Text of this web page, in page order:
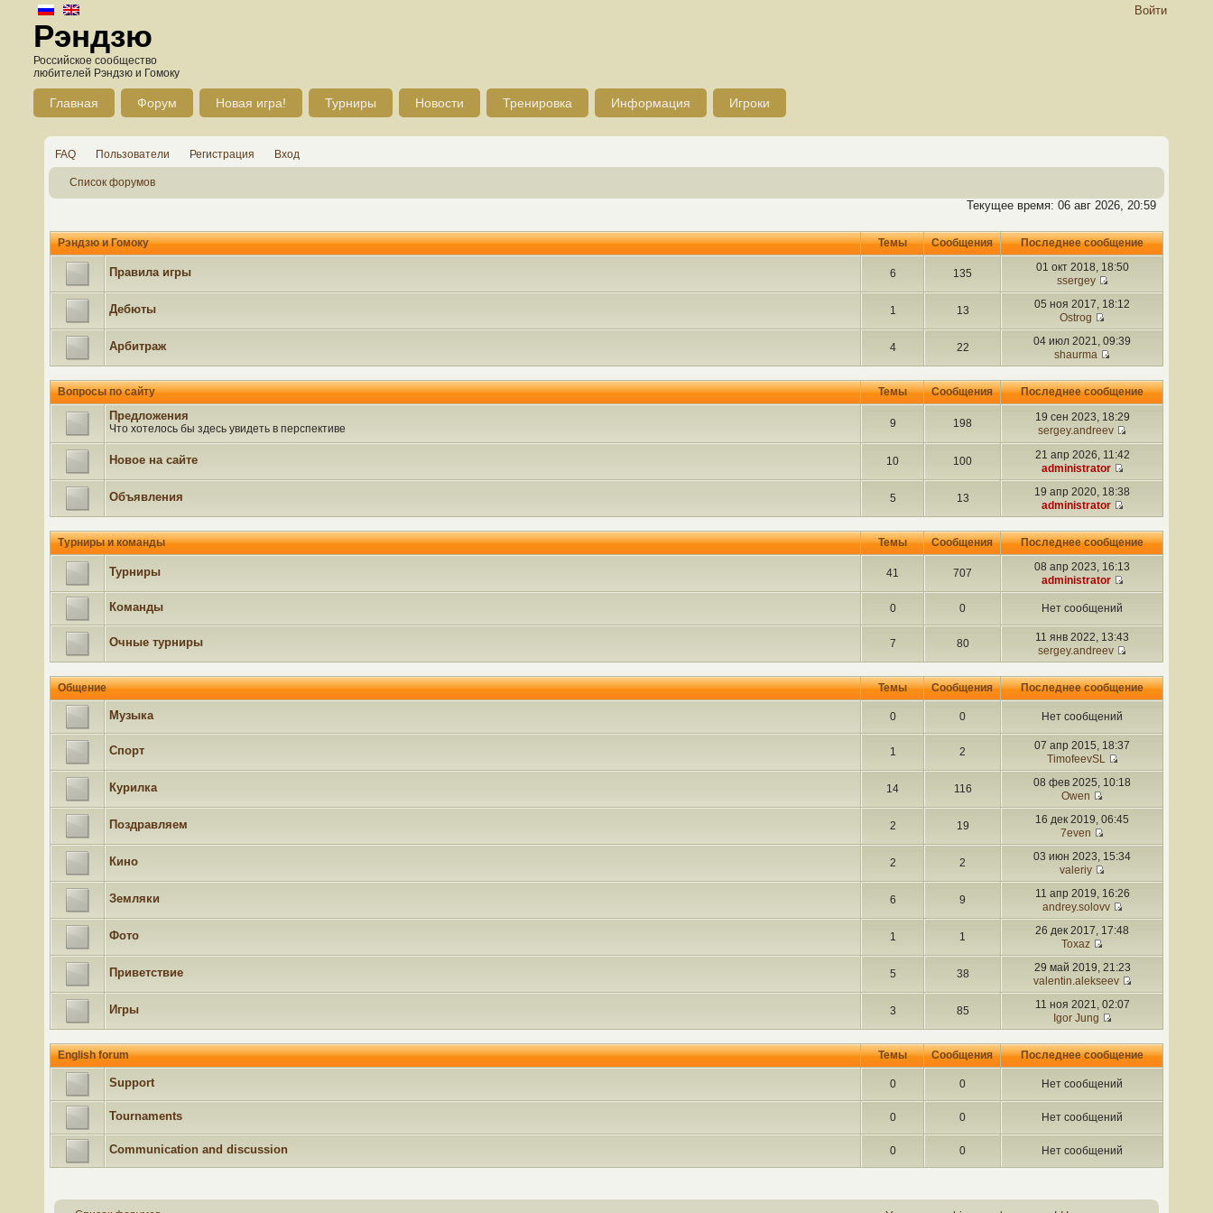
Войти
Рэндзю
Российское сообщество
любителей Рэндзю и Гомоку
Главная Форум Новая игра! Турниры Новости Тренировка Информация Игроки
FAQ Пользователи Регистрация Вход
Список форумов
Текущее время: 06 авг 2026, 20:59
Рэндзю и Гомоку Темы Сообщения Последнее сообщение
Правила игры 6 135
01 окт 2018, 18:50
ssergey
Дебюты 1 13
05 ноя 2017, 18:12
Ostrog
Арбитраж 4 22
04 июл 2021, 09:39
shaurma
Вопросы по сайту Темы Сообщения Последнее сообщение
Предложения
Что хотелось бы здесь увидеть в перспективе 9 198
19 сен 2023, 18:29
sergey.andreev
Новое на сайте 10 100
21 апр 2026, 11:42
administrator
Объявления 5 13
19 апр 2020, 18:38
administrator
Турниры и команды Темы Сообщения Последнее сообщение
Турниры 41 707
08 апр 2023, 16:13
administrator
Команды 0 0 Нет сообщений
Очные турниры 7 80
11 янв 2022, 13:43
sergey.andreev
Общение Темы Сообщения Последнее сообщение
Музыка 0 0 Нет сообщений
Спорт 1 2
07 апр 2015, 18:37
TimofeevSL
Курилка 14 116
08 фев 2025, 10:18
Owen
Поздравляем 2 19
16 дек 2019, 06:45
7even
Кино 2 2
03 июн 2023, 15:34
valeriy
Земляки 6 9
11 апр 2019, 16:26
andrey.solovv
Фото 1 1
26 дек 2017, 17:48
Toxaz
Приветствие 5 38
29 май 2019, 21:23
valentin.alekseev
Игры 3 85
11 ноя 2021, 02:07
Igor Jung
English forum Темы Сообщения Последнее сообщение
Support 0 0 Нет сообщений
Tournaments 0 0 Нет сообщений
Communication and discussion 0 0 Нет сообщений